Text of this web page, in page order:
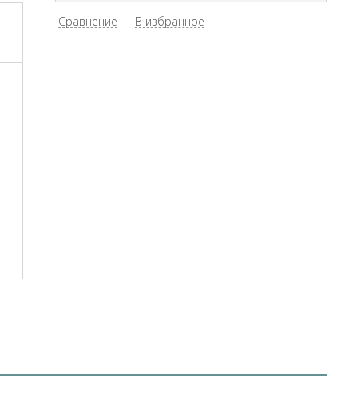
Сравнение В избранное